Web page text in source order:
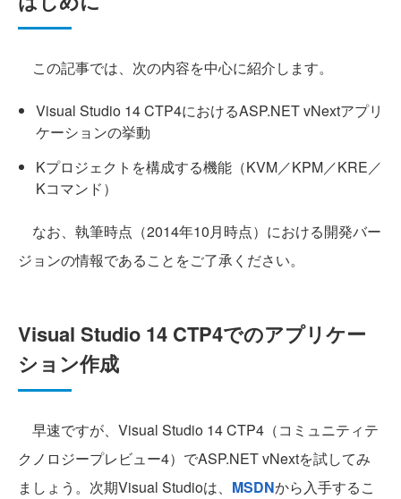
この記事では、次の内容を中心に紹介します。
Visual Studio 14 CTP4におけるASP.NET vNextアプリ
ケーションの挙動
Kプロジェクトを構成する機能（KVM／KPM／KRE／
Kコマンド）
なお、執筆時点（2014年10月時点）における開発バー
ジョンの情報であることをご了承ください。
Visual Studio 14 CTP4でのアプリケー
ション作成
早速ですが、Visual Studio 14 CTP4（コミュニティテ
クノロジープレビュー4）でASP.NET vNextを試してみ
ましょう。次期Visual Studioは、 MSDNから入手するこ